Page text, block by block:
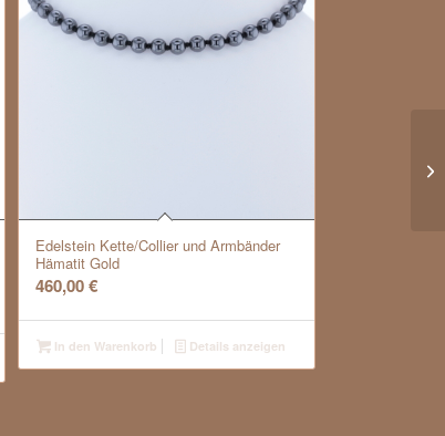
Edelstein Kette/Collier und Armbänder
Hämatit Gold
460,00€
In den Warenkorb Details anzeigen